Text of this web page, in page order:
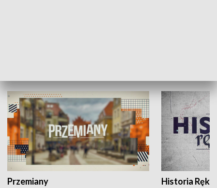
Przemiany Historia Ręką